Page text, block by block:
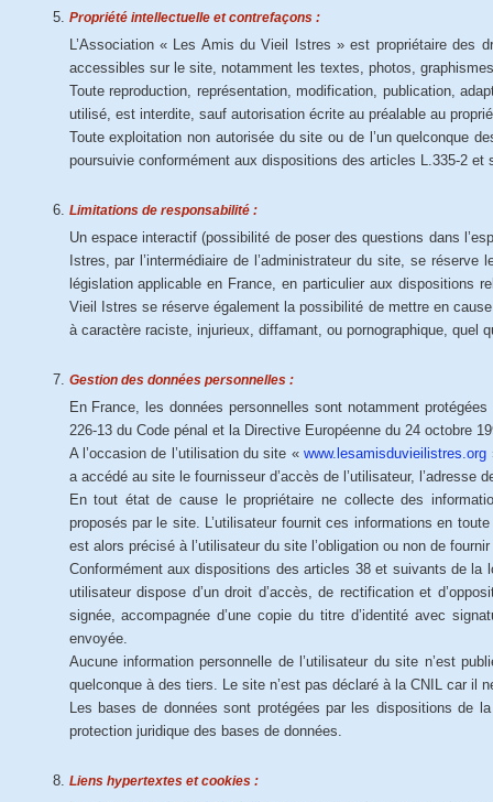
Propriété intellectuelle et contrefaçons :
L’Association « Les Amis du Vieil Istres » est propriétaire des
accessibles sur le site, notamment les textes, photos,
Toute reproduction, représentation, modification, publication,
utilisé, est interdite, sauf autorisation écrite au préalable au
Toute exploitation non autorisée du site ou de l’un quelconque
poursuivie conformément aux dispositions des articles L.335-2 et
Limitations de responsabilité :
Un espace interactif (possibilité de poser des questions dans
Istres, par l’intermédiaire de l’administrateur du site, se
législation applicable en France, en particulier aux dispositions
Vieil Istres se réserve également la possibilité de mettre en
à caractère raciste, injurieux, diffamant, ou pornographique,
Gestion des données personnelles :
En France, les données personnelles sont notamment
226-13 du Code pénal et la Directive Européenne du 24 octobre
A l’occasion de l’utilisation du site «www.lesamisduvieilistres.org
a accédé au site le fournisseur d’accès de l’utilisateur, l’adresse
En tout état de cause le propriétaire ne collecte des
proposés par le site. L’utilisateur fournit ces informations en
est alors précisé à l’utilisateur du site l’obligation ou non de
Conformément aux dispositions des articles 38 et suivants de la
utilisateur dispose d’un droit d’accès, de rectification et
signée, accompagnée d’une copie du titre d’identité avec
envoyée.
Aucune information personnelle de l’utilisateur du site n’est
quelconque à des tiers. Le site n’est pas déclaré à la CNIL car il
Les bases de données sont protégées par les dispositions
protection juridique des bases de données.
Liens hypertextes et cookies :